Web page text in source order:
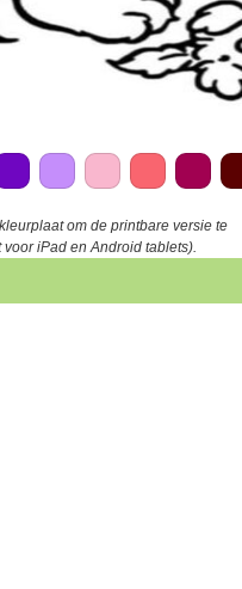
om de printbare versie te
iPad en Android tablets).